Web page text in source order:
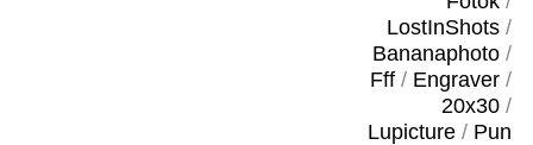
LostInShots/
Bananaphoto/
Fff/ Engraver/
20x30/
Lupicture/ Pun